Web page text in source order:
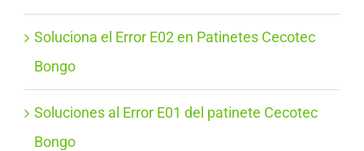
Soluciona el Error E02 en Patinetes Cecotec
Bongo
Soluciones al Error E01 del patinete Cecotec
Bongo